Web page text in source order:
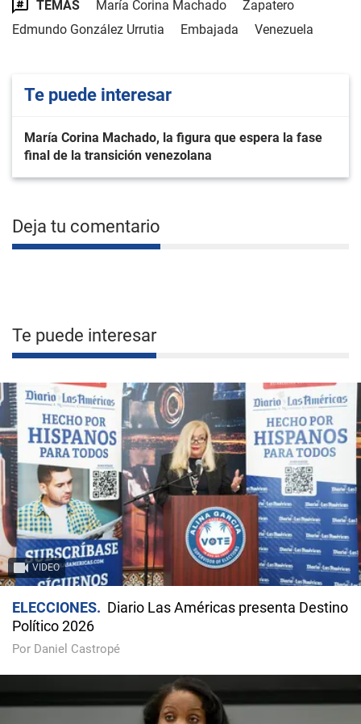
TEMAS María Corina Machado
Zapatero
Edmundo González Urrutia
Embajada Venezuela
Te puede interesar
María Corina Machado, la figura que espera la fase
final de la transición venezolana
Deja tu comentario
Te puede interesar
VIDEO
ELECCIONES
Diario Las Américas presenta Destino
Político 2026
Por Daniel Castropé